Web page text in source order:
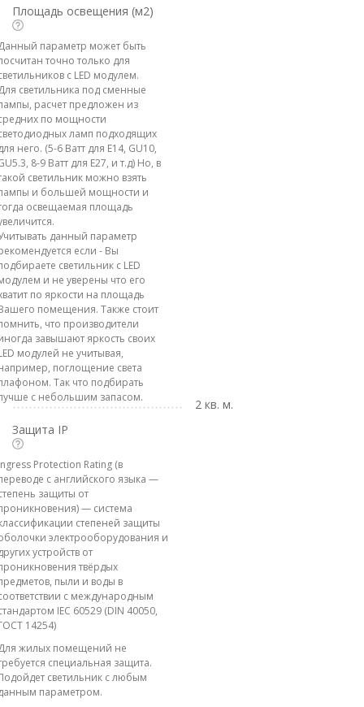
Площадь освещения (м2)
параметр может быть
точно только для
с LED модулем.
светильника под сменные
расчет предложен из
по мощности
ламп подходящих
него. (5-6 Ватт для E14, GU10,
8-9 Ватт для E27, и т.д) Но, в
светильник можно взять
и большей мощности и
освещаемая площадь
данный параметр
если - Вы
светильник с LED
и не уверены что его
по яркости на площадь
помещения. Также стоит
что производители
завышают яркость своих
модулей не учитывая,
поглощение света
Так что подбирать
с небольшим запасом.
2 кв. м.
Защита IP
Protection Rating (в
с английского языка —
защиты от
— система
степеней защиты
электрооборудования и
устройств от
твёрдых
пыли и воды в
с международным
IEC 60529 (DIN 40050,
14254)
жилых помещений не
специальная защита.
светильник с любым
параметром.